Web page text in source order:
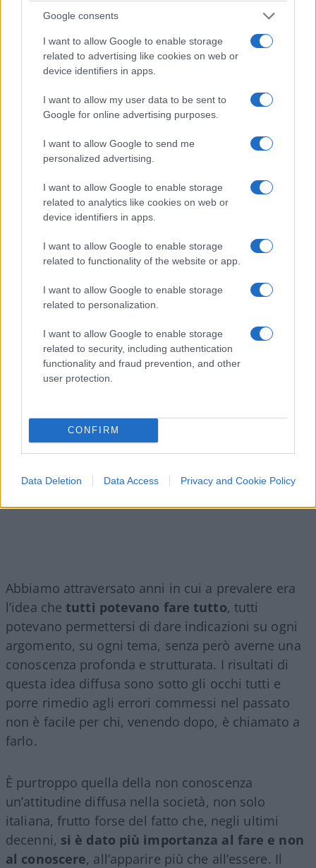
Google consents
I want to allow Google to enable storage
related to advertising like cookies on web or
device identifiers in apps.
I want to allow my user data to be sent to
Google for online advertising purposes.
I want to allow Google to send me
personalized advertising.
I want to allow Google to enable storage
related to analytics like cookies on web or
device identifiers in apps.
I want to allow Google to enable storage
related to functionality of the website or app.
I want to allow Google to enable storage
related to personalization.
I want to allow Google to enable storage
related to security, including authentication
functionality and fraud prevention, and other
user protection.
CONFIRM
Data Deletion Data Access Privacy and Cookie Policy
dall’altra parte in nessun momento, tanto meno
nel rispetto del nostro presidente della
Repubblica». Poi la confessione del Fgtb.
Cosa serve alla politica
Suor Anna Monia Alfieri
8 Agosto 2026, 13:40
Abbiamo attraversato anni in cui a prevalere era
l’idea che tutti potevano fare tutto, tutti
potevano permettersi di dare indicazioni su ogni
argomento, su ogni tema, senza però averne una
conoscenza profonda e strutturata. I risultati di
questa idea diffusa sono sotto gli occhi tutti e
porre rimedio agli errori commessi nel passato
non è facile per chi, venendo dopo, è chiamato a
farlo.
È purtroppo quella della non conoscenza
un’attitudine diffusa nella società, non solo
italiana, frutto forse del fatto che, negli ultimi
decenni, si è dato più importanza al fare e non
al conoscere, all’apparire più che all’essere. Il